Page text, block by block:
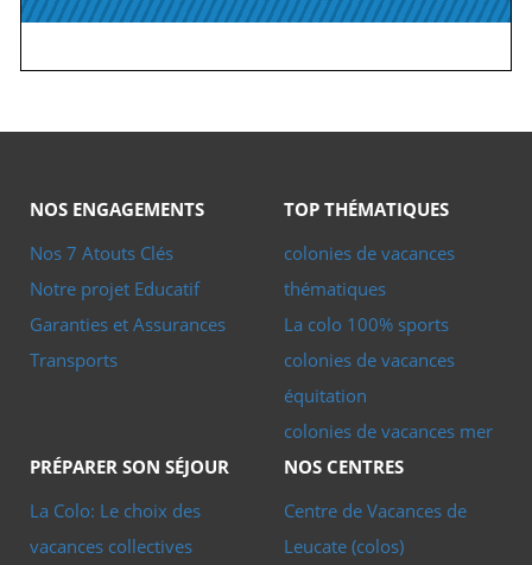
NOS ENGAGEMENTS
Nos 7 Atouts Clés
Notre projet Educatif
Garanties et Assurances
Transports
TOP THÉMATIQUES
colonies de vacances
thématiques
La colo 100% sports
colonies de vacances
équitation
colonies de vacances mer
PRÉPARER SON SÉJOUR
La Colo: Le choix des
vacances collectives
NOS CENTRES
Centre de Vacances de
Leucate (colos)